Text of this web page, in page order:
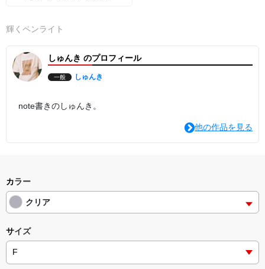
輝くペンライト
しゅんき のプロフィール
一般 しゅんき
note書きのしゅんき。
他の作品を見る
カラー
クリア
サイズ